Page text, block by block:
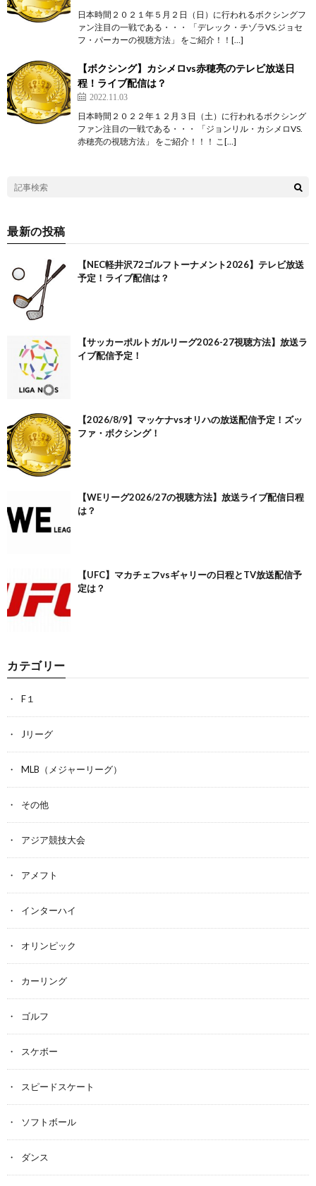
日本時間２０２１年５月２日（日）に行われるボクシングフ
ァン注目の一戦である・・・ 「デレック・チゾラVS.ジョセ
フ・パーカーの視聴方法」 をご紹介！！[…]
【ボクシング】カシメロvs赤穂亮のテレビ放送日
程！ライブ配信は？
2022.11.03
日本時間２０２２年１２月３日（土）に行われるボクシング
ファン注目の一戦である・・・ 「ジョンリル・カシメロVS.
赤穂亮の視聴方法」 をご紹介！！！ こ[…]
最新の投稿
【NEC軽井沢72ゴルフトーナメント2026】テレビ放送
予定！ライブ配信は？
【サッカーポルトガルリーグ2026-27視聴方法】放送ラ
イブ配信予定！
【2026/8/9】マッケナvsオリハの放送配信予定！ズッ
ファ・ボクシング！
【WEリーグ2026/27の視聴方法】放送ライブ配信日程
は？
【UFC】マカチェフvsギャリーの日程とTV放送配信予
定は？
カテゴリー
F１
Jリーグ
MLB（メジャーリーグ）
その他
アジア競技大会
アメフト
インターハイ
オリンピック
カーリング
ゴルフ
スケボー
スピードスケート
ソフトボール
ダンス